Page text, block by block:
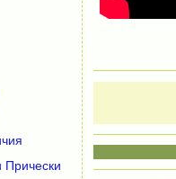
Прически